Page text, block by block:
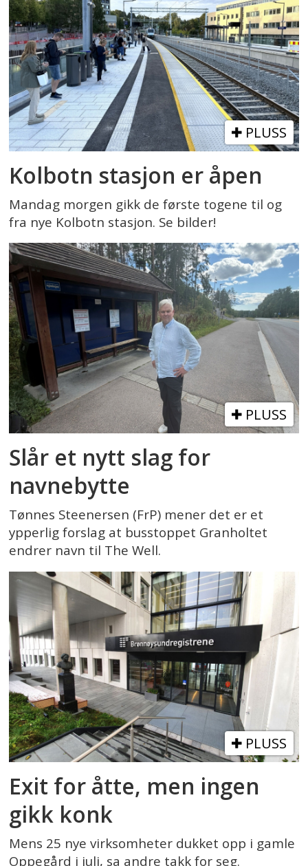
PLUSS
Kolbotn stasjon er åpen
Mandag morgen gikk de første togene til og
fra nye Kolbotn stasjon. Se bilder!
PLUSS
Slår et nytt slag for
navnebytte
Tønnes Steenersen (FrP) mener det er et
ypperlig forslag at busstoppet Granholtet
endrer navn til The Well.
PLUSS
Exit for åtte, men ingen
gikk konk
Mens 25 nye virksomheter dukket opp i gamle
Oppegård i juli, sa andre takk for seg.